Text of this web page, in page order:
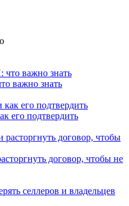
важно знать
его подтвердить
договор, чтобы не